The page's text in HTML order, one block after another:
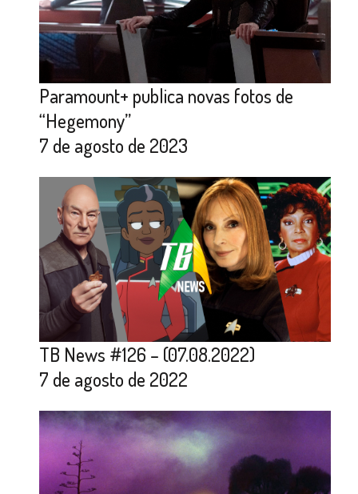
Paramount+ publica novas fotos de
“Hegemony”
7 de agosto de 2023
TB News #126 – (07.08.2022)
7 de agosto de 2022